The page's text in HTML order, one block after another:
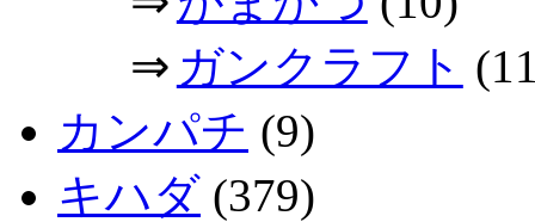
⇒ ガンクラフト
カンパチ (9)
キハダ (379)